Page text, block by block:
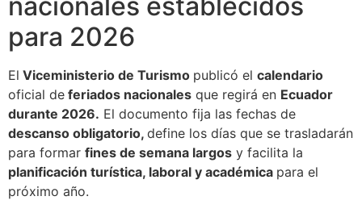
para 2026
El Viceministerio de Turismo publicó el calendario
oficial de feriados nacionales que regirá en Ecuador
durante 2026. El documento fija las fechas de
descanso obligatorio, define los días que se trasladarán
para formar fines de semana largos y facilita la
planificación turística, laboral y académica para el
próximo año.